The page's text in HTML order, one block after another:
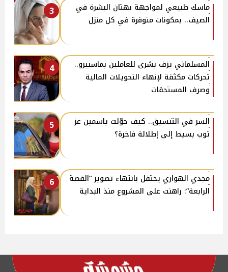
3
ماسك طبيعي لمواجهة بهتان البشرة في
الصيف.. بمكونات متوفرة في كل منزل
4
المسلماني يزف بشرى للعاملين بماسبيرو..
تحركات مكثفة لإنهاء التحويلات المالية
وصرف المستحقات
5
السر في التنسيق.. كيف حوّلت ياسمين عز
توب بسيط إلى إطلالة فاخرة؟
6
مجدي الهواري يحتفل بانتهاء تصوير “القصة
الرابعة”: راهنت على المشروع منذ البداية